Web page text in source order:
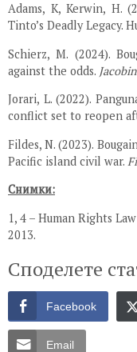
Adams, K, Kerwin, H.
Tinto’s Deadly Legacy.
Schierz, M. (2024).
against the odds.
Jorari, L. (2022).
conflict set to reopen
Fildes, N. (2023).
Pacific island civil war.
Снимки:
1, 4 – Human Rights
2013.
Споделете
Facebook
Email